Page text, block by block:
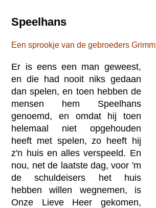
Speelhans
Een sprookje van de gebroeders Grimm
Er is eens een man geweest,
en die had nooit niks gedaan
dan spelen, en toen hebben de
mensen hem Speelhans
genoemd, en omdat hij toen
helemaal niet opgehouden
heeft met spelen, zo heeft hij
z'n huis en alles verspeeld. En
nou, net de laatste dag, voor 'm
de schuldeisers het huis
hebben willen wegnemen, is
Onze Lieve Heer gekomen,